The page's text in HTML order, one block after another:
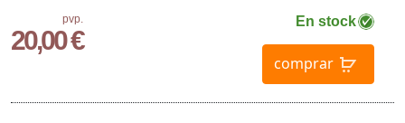
pvp.
20,00 €
En stock
comprar